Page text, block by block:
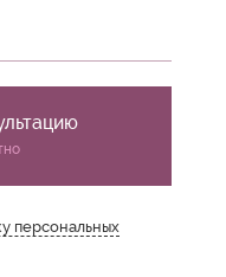
персональных